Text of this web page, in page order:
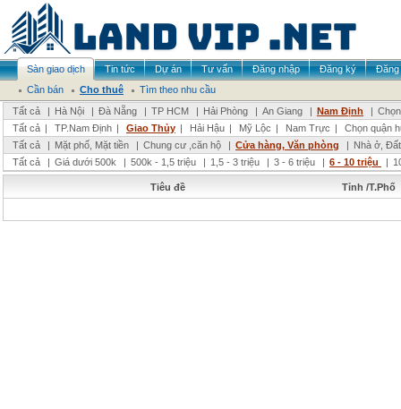
Sàn giao dịch Tin tức Dự án Tư vấn Đăng nhập Đăng ký
Đăng
Cần bán
Cho thuê
Tìm theo nhu cầu
Tất cả
| Hà Nội | Đà Nẵng | TP HCM | Hải Phòng | An Giang | Nam Định |
Tất cả | TP.Nam Định | Giao Thủy | Hải Hậu | Mỹ Lộc | Nam Trực |
Chọn quận
Tất cả
| Mặt phố, Mặt tiền | Chung cư ,căn hộ | Cửa hàng, Văn phòng | Nhà ở,
Tất cả
| Giá dưới 500k | 500k - 1,5 triệu | 1,5 - 3 triệu | 3 - 6 triệu | 6 - 10 triệu |
Tiêu đề Tỉnh /T.Phố